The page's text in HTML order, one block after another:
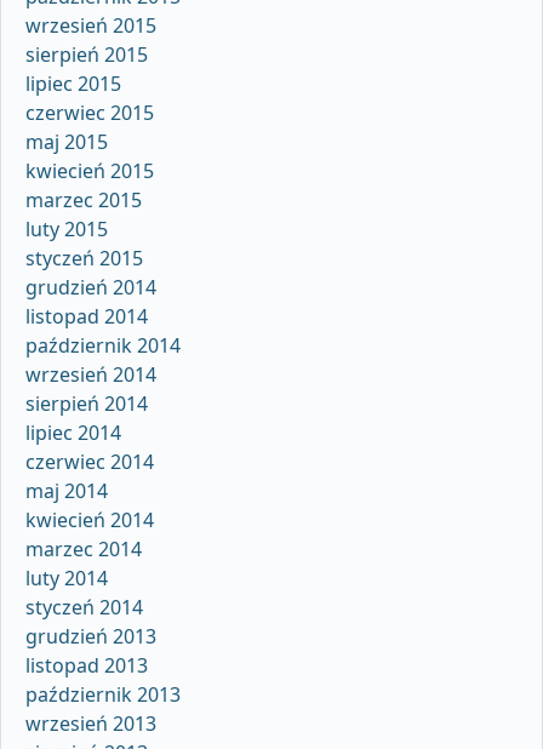
wrzesień 2015
sierpień 2015
lipiec 2015
czerwiec 2015
maj 2015
kwiecień 2015
marzec 2015
luty 2015
styczeń 2015
grudzień 2014
listopad 2014
październik 2014
wrzesień 2014
sierpień 2014
lipiec 2014
czerwiec 2014
maj 2014
kwiecień 2014
marzec 2014
luty 2014
styczeń 2014
grudzień 2013
listopad 2013
październik 2013
wrzesień 2013